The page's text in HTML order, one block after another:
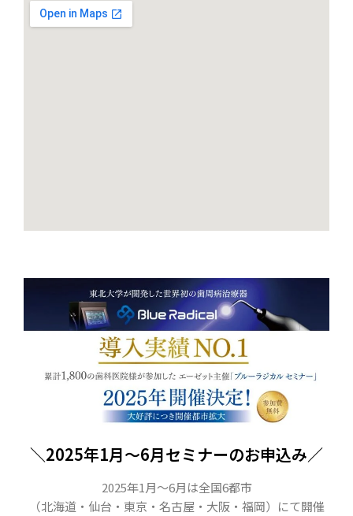
＼2025年1月〜6月セミナーのお申込み／
2025年1月〜6月は全国6都市
（北海道・仙台・東京・名古屋・大阪・福岡）にて開催